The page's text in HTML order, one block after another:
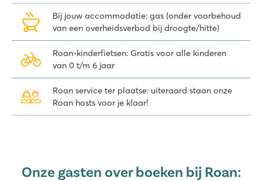
Bij jouw accommodatie: gas (onder voorbehoud
van een overheidsverbod bij droogte/hitte)
Roan-kinderfietsen: Gratis voor alle kinderen
van 0 t/m 6 jaar
Roan service ter plaatse: uiteraard staan onze
Roan hosts voor je klaar!
Onze gasten over boeken bij Roan: